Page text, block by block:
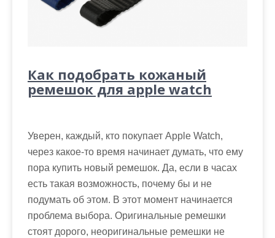
Как подобрать кожаный
ремешок для apple watch
Уверен, каждый, кто покупает Apple Watch,
через какое-то время начинает думать, что ему
пора купить новый ремешок. Да, если в часах
есть такая возможность, почему бы и не
подумать об этом. В этот момент начинается
проблема выбора. Оригинальные ремешки
стоят дорого, неоригинальные ремешки не